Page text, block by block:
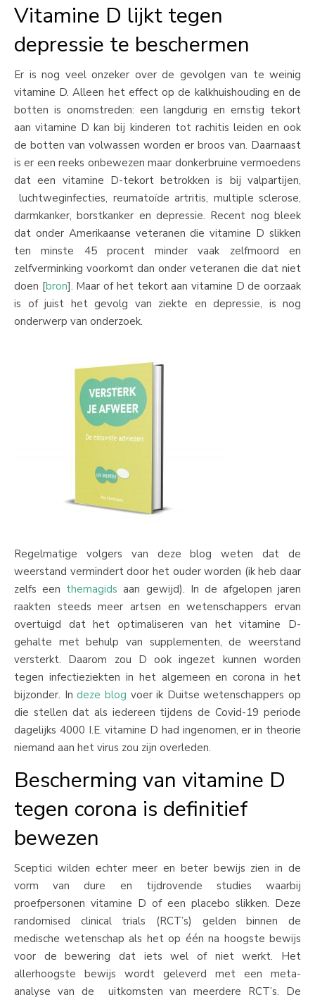
Vitamine D lijkt tegen
depressie te beschermen
Er is nog veel onzeker over de gevolgen van te weinig
vitamine D. Alleen het effect op de kalkhuishouding en de
botten is onomstreden: een langdurig en ernstig tekort
aan vitamine D kan bij kinderen tot rachitis leiden en ook
de botten van volwassen worden er broos van. Daarnaast
is er een reeks onbewezen maar donkerbruine vermoedens
dat een vitamine D-tekort betrokken is bij valpartijen,
luchtweginfecties, reumatoïde artritis, multiple sclerose,
darmkanker, borstkanker en depressie. Recent nog bleek
dat onder Amerikaanse veteranen die vitamine D slikken
ten minste 45 procent minder vaak zelfmoord en
zelfverminking voorkomt dan onder veteranen die dat niet
doen [bron]. Maar of het tekort aan vitamine D de oorzaak
is of juist het gevolg van ziekte en depressie, is nog
onderwerp van onderzoek.
Regelmatige volgers van deze blog weten dat de
weerstand vermindert door het ouder worden (ik heb daar
zelfs een themagids aan gewijd). In de afgelopen jaren
raakten steeds meer artsen en wetenschappers ervan
overtuigd dat het optimaliseren van het vitamine D-
gehalte met behulp van supplementen, de weerstand
versterkt. Daarom zou D ook ingezet kunnen worden
tegen infectieziekten in het algemeen en corona in het
bijzonder. Indeze blog voer ik Duitse wetenschappers op
die stellen dat als iedereen tijdens de Covid-19 periode
dagelijks 4000 I.E. vitamine D had ingenomen, er in theorie
niemand aan het virus zou zijn overleden.
Bescherming van vitamine D
tegen corona is definitief
bewezen
Sceptici wilden echter meer en beter bewijs zien in de
vorm van dure en tijdrovende studies waarbij
proefpersonen vitamine D of een placebo slikken. Deze
randomised clinical trials (RCT’s) gelden binnen de
medische wetenschap als het op één na hoogste bewijs
voor de bewering dat iets wel of niet werkt. Het
allerhoogste bewijs wordt geleverd met een meta-
analyse van de uitkomsten van meerdere RCT’s. De